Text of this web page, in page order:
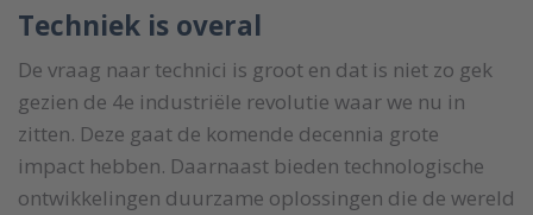
Techniek is overal
De vraag naar technici is groot en dat is niet zo gek
gezien de 4e industriële revolutie waar we nu in
zitten. Deze gaat de komende decennia grote
impact hebben. Daarnaast bieden technologische
ontwikkelingen duurzame oplossingen die de wereld